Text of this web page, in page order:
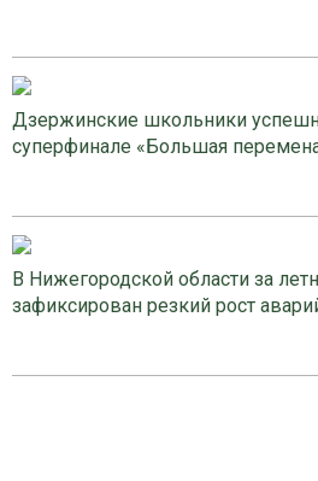
Дзержинские школьники
суперфинале «Большая
В Нижегородской области за
зафиксирован резкий рост